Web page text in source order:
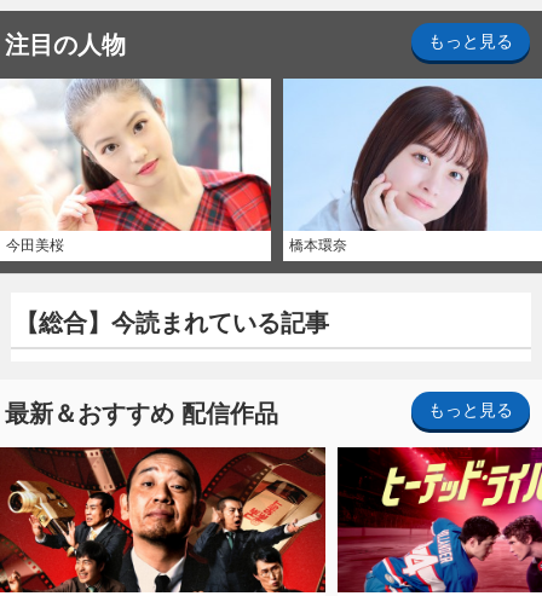
注目の人物 もっと見る
今田美桜 橋本環奈
【総合】今読まれている記事
最新＆おすすめ 配信作品 もっと見る